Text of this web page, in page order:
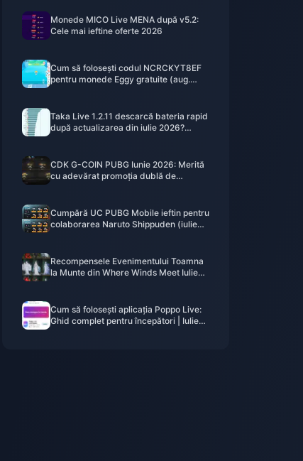
Monede MICO Live MENA după v5.2:
Cele mai ieftine oferte 2026
Cum să folosești codul NCRCKYT8EF
pentru monede Eggy gratuite (aug.
Taka Live 1.2.11 descarcă bateria rapid
după actualizarea din iulie 2026?
CDK G-COIN PUBG Iunie 2026: Merită
cu adevărat promoția dublă de
Cumpără UC PUBG Mobile ieftin pentru
colaborarea Naruto Shippuden (iulie
Recompensele Evenimentului Toamna
la Munte din Where Winds Meet Iulie
Cum să folosești aplicația Poppo Live:
Ghid complet pentru începători | Iulie